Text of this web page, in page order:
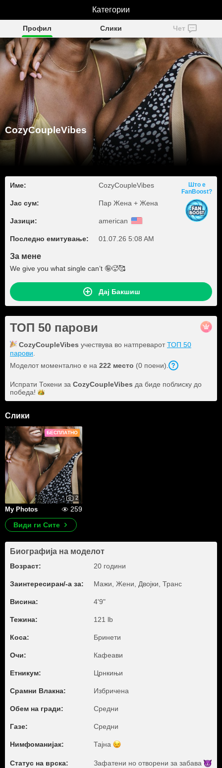
CozyCoupleVibes
Профил Слики Чет
CozyCoupleVibes
Име: CozyCoupleVibes
Јас сум: Пар Жена + Жена
Јазици: american
Последно емитување: 01.07.26 5:08 AM
Што е
FanBoost?
За мене
We give you what single can’t 🤪🥵🥰
Дај Бакшиш
ТОП 50 парови
CozyCoupleVibes учествува во натпреваротТОП 50
парови
Моделот моментално е на 222 место (0 поени).
Испрати Токени за CozyCoupleVibes да биде поблиску до
победа!
Слики
БЕСПЛАТНО
2
My Photos
259
Види ги Сите
Биографија на моделот
Возраст: 20 години
Заинтересиран/-а за: Мажи, Жени, Двојки, Транс
Висина: 4'9"
Тежина: 121 lb
Коса: Бринети
Очи: Кафеави
Етникум: Црнкињи
Срамни Влакна: Избричена
Обем на гради: Средни
Газе: Средни
Нимфоманијак: Тајна
Статус на врска: Зафатени но отворени за забава
Категории